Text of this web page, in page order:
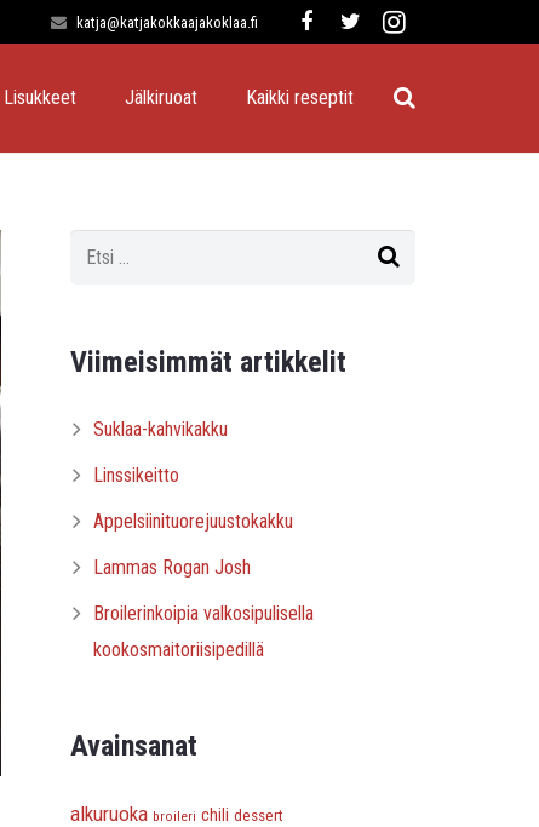
katja@katjakokkaajakoklaa.fi
Lisukkeet Jälkiruoat Kaikki reseptit
Viimeisimmät artikkelit
Suklaa-kahvikakku
Linssikeitto
Appelsiinituorejuustokakku
Lammas Rogan Josh
Broilerinkoipia valkosipulisella
kookosmaitoriisipedillä
Avainsanat
alkuruoka broileri chili dessert